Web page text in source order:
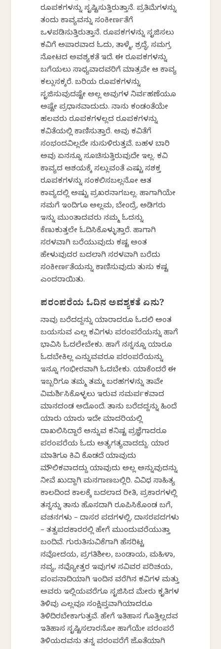
ರೂಪಕಗಳನ್ನು ಸೃಷ್ಟಿಸುತ್ತಿರುತ್ತಾನೆ. ಪ್ರತಿಮೆಗಳನ್ನು
ತಂದು ಕಾವ್ಯವನ್ನು ಸಂಕೀರ್ಣತೆಗೆ
ಒಳಪಡಿಸುತ್ತಿರುತ್ತಾನೆ. ರೂಪಕಗಳನ್ನು ಸೃಜಿಸಲು
ಕವಿಗೆ ಅಪಾರವಾದ ಓದು, ತಾಳ್ಮೆ, ಶ್ರದ್ಧೆ, ಸಮಗ್ರ
ನೋಟದ ಅವಶ್ಯಕತೆ ಇದೆ. ಈ ರೂಪಕಗಳನ್ನು
ಬಗೆಯಲು ಸಾಧ್ಯವಾದವರಿಗೆ ಮಾತ್ರವೇ ಆ ಕಾವ್ಯ
ಕಲ್ಲುಸಕ್ಕರೆ. ಬರಿಯ ರೂಪಕಗಳನ್ನು
ಸೃಜಿಸುವುದಷ್ಟೇ ಅಲ್ಲ ಅವುಗಳ ನಿರ್ವಹಣೆಯೂ
ಅಷ್ಟೇ ಪ್ರಧಾನವಾದುದು. ನಾನು ಕಂಡಂತೆಯೇ
ಹಲವರು ರೂಪಕಗಳಲ್ಲದ ರೂಪಕಗಳನ್ನು
ಕವಿತೆಯಲ್ಲಿ ಕಾಣಿಸುತ್ತಾರೆ. ಅವು ಕವಿತೆಗೆ
ಸಂಭಂದವಿಲ್ಲದೇ ನುಸುಳಿರುತ್ತವೆ. ಬಹಳ ಬಾರಿ
ಅವು ಏನನ್ನೂ ಸೂಚಿಸುತ್ತಿರುವುದೇ ಇಲ್ಲ. ಕವಿ
ಕಾವ್ಯದ ಆಶಯಕ್ಕೆ ಸಲ್ಲುವಂತೆ ಎಷ್ಟು ಸಶಕ್ತ
ರೂಪಕಗಳನ್ನು ಸಂಕಲಿಸಬಲ್ಲನೋ ಆತ
ಕಾವ್ಯದಲ್ಲಿ ಅಷ್ಟು ಪ್ರಖರನಾಗಬಲ್ಲ. ಹಾಗಾಗಿಯೇ
ನಮಗೆ ಇಂದಿಗೂ ಅಲ್ಲಮ, ಬೇಂದ್ರೆ, ಅಡಿಗರು
ಇನ್ನು ಮುಂತಾದವರು ನಮ್ಮ ಓದನ್ನು
ಕೆಣುಕುತ್ತಲೇ ಓದಿಸಿಕೊಳ್ಳುತ್ತಾರೆ. ಹಾಗಾಗಿ
ಸರಳವಾಗಿ ಬರೆಯುವುದು ಕಷ್ಟ ಅಂತ
ಹೇಳುವುದರ ಬದಲಾಗಿ ಸರಳವಾಗಿ ಬರೆದು
ಸಂಕೀರ್ಣತೆಯನ್ನು ಕಾಣಿಸುವುದು ತುಸು ಕಷ್ಟ
ಎಂದರಾಯಿತು.
ಪರಂಪರೆಯ ಓದಿನ ಅವಶ್ಯಕತೆ ಏನು?
ನಾವು ಬರೆದದ್ದನ್ನು ಯಾರಾದರೂ ಓದಲಿ ಅಂತ
ಬಯಸುವ ಎಲ್ಲ ಕವಿಗಳು ಪರಂಪರೆಯನ್ನು ಹಾಗೆ
ಭಾವಿಸಿ ಓದಲೇಬೇಕು. ಹಾಗೆ ನನ್ನನ್ನೂ ಯಾರೂ
ಓದಬೇಕಿಲ್ಲ ಎನ್ನುವವರೂ ಪರಂಪರೆಯನ್ನು
ಇನ್ನೂ ಗಂಭೀರವಾಗಿ ಓದಬೇಕು. ಯಾಕೆಂದರೆ ಈ
ಇಬ್ಬರಿಗೂ ತಮ್ಮ ತಮ್ಮ ಬರಹಗಳನ್ನು ತಾವೇ
ವಿಮರ್ಶಿಸಿಕೊಳ್ಳಲು ಇರುವ ಸಮರ್ಪಕವಾದ
ಮಾನದಂಡ ಅದೊಂದೆ. ತಾನು ಬರೆದದ್ದನ್ನು ಹಿಂದೆ
ಯಾರು ಯಾರು ಇದೇ ಮಾದರಿಯಲ್ಲಿ
ದಾಖಲಿಸಿದ್ದಾರೆ ಅನ್ನುವ ಕನಿಷ್ಟ ಪ್ರಜ್ಞೆಗಾದರೂ
ಪರಂಪರೆಯ ಓದು ಅತ್ಯಗತ್ಯವಾದದ್ದು. ಯಾರ
ಮಾತಿಗೂ ಕಿವಿ ಕೊಡದೆ ಯಾವುದು
ಮೌಲಿಕವಾದದ್ದು ಯಾವುದು ಅಲ್ಲ ಅನ್ನುವುದನ್ನು
ನೀವೆ ಖುದ್ದಾಗಿ ಮನಗಾಣಬಲ್ಲಿರಿ. ವಿವಿಧ ಸಾಹಿತ್ಯ
ಕಾಲದಿಂದ ಕಾಲಕ್ಕೆ ಬದಲಾದ ರೀತಿ, ಪ್ರಕಾರಗಳಲ್ಲಿ
ತನ್ನನ್ನು ತಾನು ಹೊಸದಾಗಿ ರೂಪಿಸಿಕೊಂಡ ಬಗೆ,
ವಚನಗಳು – ದಾಸರ ಪದಗಳಲ್ಲಿ, ದಾಸರಪದಗಳು
– ತತ್ವಪದಕಾರರಲ್ಲಿ ಹೇಗೆ ಮುಂದುವರೆಯುತ್ತಾ
ಬಂದಿವೆ. ಗುರುತಿಸುವಿಕೆಗಾಗಿ ಹೆಸರಿಟ್ಟ
ನವೋದಯ, ಪ್ರಗತಿಶೀಲ, ಬಂಡಾಯ, ಮಹಿಳಾ,
ನವ್ಯ, ನವ್ಯೋತ್ತರ ಇವುಗಳ ಸವಿವರ ಪರಿಚಯ,
ಪಂಪನಾದಿಯಾಗಿ ಇಂದಿನ ವರೆಗಿನ ಕವಿಗಳ ಮತ್ತು
ಅವರು ಇಲ್ಲಿಯವರೆಗೂ ಸೃಜಿಸಿದ ಮೇರು ಕೃತಿಗಳ
ತಿಳಿವು ಎಲ್ಲವೂ ಸಂಕ್ಷಿಪ್ತವಾಗಿಯಾದರೂ
ತಿಳಿದಿರಬೇಕಾಗುತ್ತವೆ. ಹೇಗೆ ಇತಿಹಾಸ ಗೊತ್ತಿಲ್ಲದವ
ಇತಿಹಾಸ ಸೃಷ್ಟಿಸಲಾರನೋ ಹಾಗೆಯೇ ಪರಂಪರೆ
ತಿಳಿಯದವನು ತನ್ನ ಪರಂಪರೆಗೆ ಜೊತೆಯಾಗಿ